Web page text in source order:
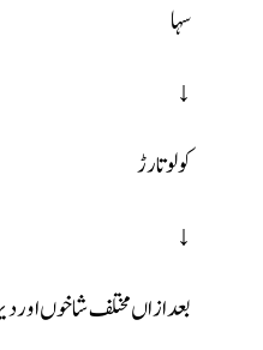
سہا
↓
کولو تارڑ
↓
بعد ازاں مختلف شاخوں اور